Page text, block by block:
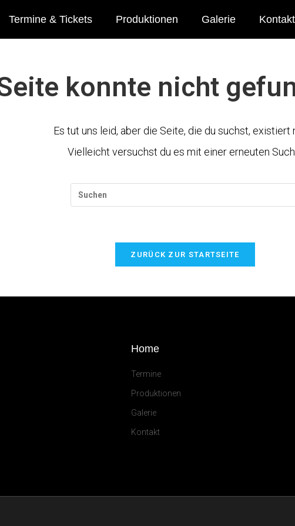
Termine & Tickets Produktionen Galerie Kontakt
konnte nicht
Es tut uns leid, aber die Seite, die du suchst, existiert
Vielleicht versuchst du es mit einer erneuten
ZURÜCK ZUR STARTSEITE
Home
Termine
Produktionen
Galerie
Kontakt